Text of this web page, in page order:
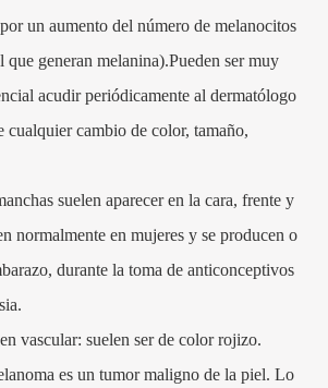
un aumento del número de melanocitos
que generan melanina).Pueden ser muy
acudir periódicamente al dermatólogo
cualquier cambio de color, tamaño,
suelen aparecer en la cara, frente y
normalmente en mujeres y se producen o
durante la toma de anticonceptivos
vascular: suelen ser de color rojizo.
es un tumor maligno de la piel. Lo